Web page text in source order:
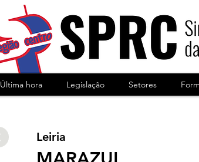
Última hora Legislação Setores
Leiria